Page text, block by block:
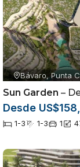
Bávaro, Punta
Sun Garden –
Desde
1-3 1-3 1